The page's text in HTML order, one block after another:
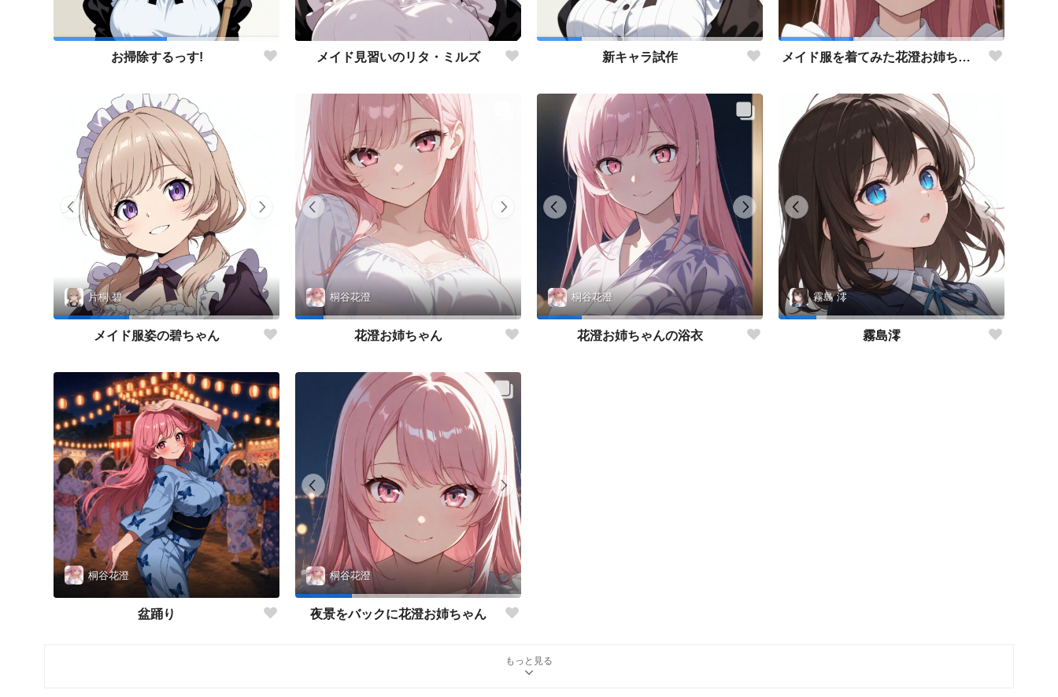
お掃除するっす! メイド見習いのリタ・ミルズ 新キャラ試作 メイド服を着てみた花澄お姉ちゃん
片桐 碧
メイド服姿の碧ちゃん
桐谷花澄
花澄お姉ちゃん
桐谷花澄
花澄お姉ちゃんの浴衣
霧島 澪
霧島澪
桐谷花澄
盆踊り
桐谷花澄
夜景をバックに花澄お姉ちゃん
もっと見る